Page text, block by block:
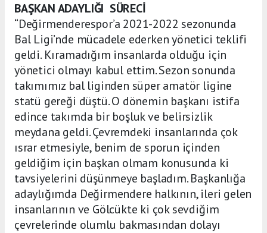
BAŞKAN ADAYLIĞI SÜRECİ
“Değirmenderespor’a 2021-2022 sezonunda
Bal Ligi’nde mücadele ederken yönetici teklifi
geldi. Kıramadığım insanlarda olduğu için
yönetici olmayı kabul ettim. Sezon sonunda
takımımız bal liginden süper amatör ligine
statü gereği düştü. O dönemin başkanı istifa
edince takımda bir boşluk ve belirsizlik
meydana geldi. Çevremdeki insanlarında çok
ısrar etmesiyle, benim de sporun içinden
geldiğim için başkan olmam konusunda ki
tavsiyelerini düşünmeye başladım. Başkanlığa
adaylığımda Değirmendere halkının, ileri gelen
insanlarının ve Gölcükte ki çok sevdiğim
çevrelerinde olumlu bakmasından dolayı